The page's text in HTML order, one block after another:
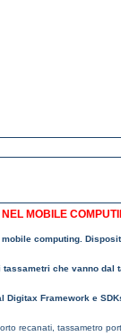
MOBILE
computing.
che vanno
Framework e
recanati tassametro